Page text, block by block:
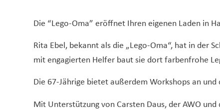
Die “Lego-Oma” eröffnet Ihren eigenen Laden in
Rita Ebel, bekannt als die „Lego-Oma“, hat in der
mit engagierten Helfer baut sie dort farbenfrohe
Die 67-Jährige bietet außerdem Workshops an
Mit Unterstützung von Carsten Daus, der AWO